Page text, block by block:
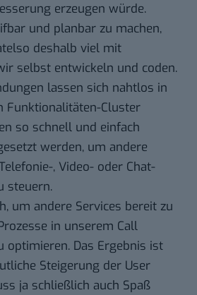
erzeugen würde.
und planbar zu machen,
deshalb viel mit
selbst entwickeln und coden.
lassen sich nahtlos in
Funktionalitäten-Cluster
so schnell und einfach
werden, um andere
, Video- oder Chat-
steuern.
um andere Services bereit zu
in unserem Call
optimieren. Das Ergebnis ist
Steigerung der User
ja schließlich auch Spaß